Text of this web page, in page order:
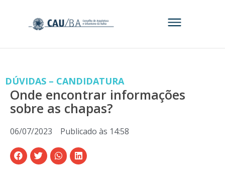
DÚVIDAS – CANDIDATURA
Onde encontrar informações
sobre as chapas?
06/07/2023 Publicado às 14:58